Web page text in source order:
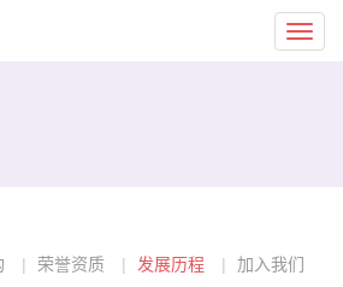
荣誉资质 发展历程
加入我们